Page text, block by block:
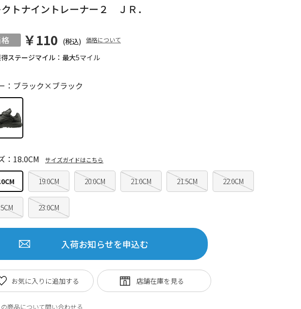
ステージマイル：最大5マイル
トナイントレーナー２ ＪＲ．
￥110 (税込) 価格について
：ブラック×ブラック
19.0CM 20.0CM 21.0CM 21.5CM 22.0CM
23.0CM
：18.0CM サイズガイドはこちら
入荷お知らせを申込む
の商品について問い合わせる
お気に入りに追加する